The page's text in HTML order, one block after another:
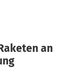
an